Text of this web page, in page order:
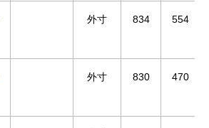
外寸 834 554
外寸 830 470